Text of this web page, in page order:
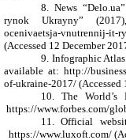
8. News
rynok Ukrayny”
ocenivaetsja-vnutrennij-it-
(Accessed 12 December
9. Infographic
available at: http://
of-ukraine-2017/ (Accessed
10. The World’s
https://www.forbes.com/
11. Official
https://www.luxoft.com/